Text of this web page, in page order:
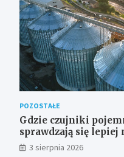
POZOSTAŁE
Gdzie czujniki
sprawdzają się
– przegląd zastosowań
3 sierpnia 2026